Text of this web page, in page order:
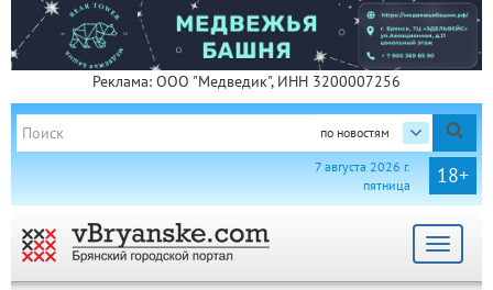
Реклама: ООО "Медведик", ИНН 3200007256
по новостям
18+
7 августа 2026 г.
пятница
Toggle